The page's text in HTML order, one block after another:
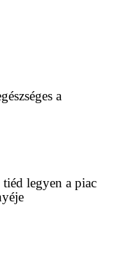
a
legyen a piac